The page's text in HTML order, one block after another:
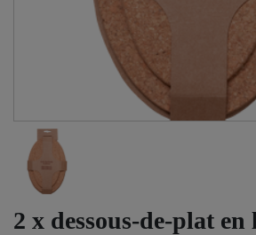
2 x dessous-de-plat en